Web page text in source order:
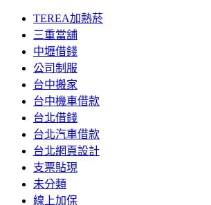
TEREA加熱菸
三重當舖
中壢借錢
公司制服
台中搬家
台中機車借款
台北借錢
台北汽車借款
台北網頁設計
支票貼現
未分類
線上加保